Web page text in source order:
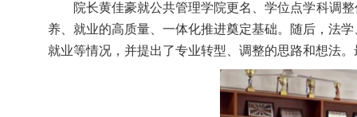
院长黄佳豪就公共管理学院更名、学位点学科调
养、就业的高质量、一体化推进奠定基础。随后，法
就业等情况，并提出了专业转型、调整的思路和想法